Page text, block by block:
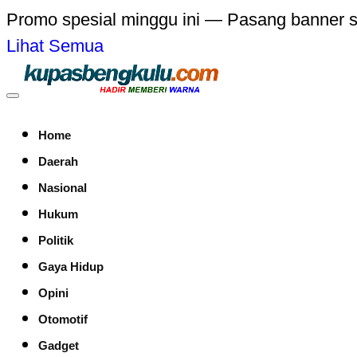
Promo spesial minggu ini — Pasang banner
Lihat Semua
Home
Daerah
Nasional
Hukum
Politik
Gaya Hidup
Opini
Otomotif
Gadget